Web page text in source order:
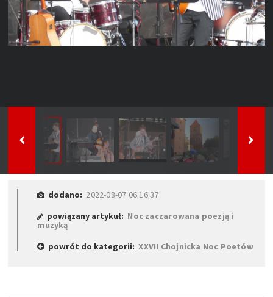
dodano: 2022-08-07 06:16:37
powiązany artykuł: Noc zaczarowana poezją i
muzyką
powrót do kategorii:XXVII Chojnicka Noc Poetów